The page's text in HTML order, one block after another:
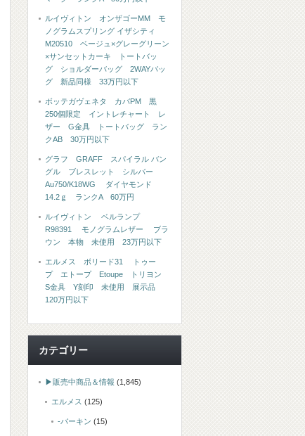
ルイヴィトン オンザゴーMM モ
ノグラムスプリング イザシティ
M20510 ベージュ×グレーグリーン
×サンセットカーキ トートバッ
グ ショルダーバッグ 2WAYバッ
グ 新品同様 33万円以下
ボッテガヴェネタ カバPM 黒
250個限定 イントレチャート レ
ザー G金具 トートバッグ ラン
クAB 30万円以下
グラフ GRAFF スパイラル バン
グル ブレスレット シルバー
Au750/K18WG ダイヤモンド
14.2ｇ ランクA 60万円
ルイヴィトン ベルランプ
R98391 モノグラムレザー ブラ
ウン 本物 未使用 23万円以下
エルメス ボリード31 トゥー
プ エトープ Etoupe トリヨン
S金具 Y刻印 未使用 展示品
120万円以下
カテゴリー
▶販売中商品＆情報 (1,845)
エルメス (125)
-バーキン (15)